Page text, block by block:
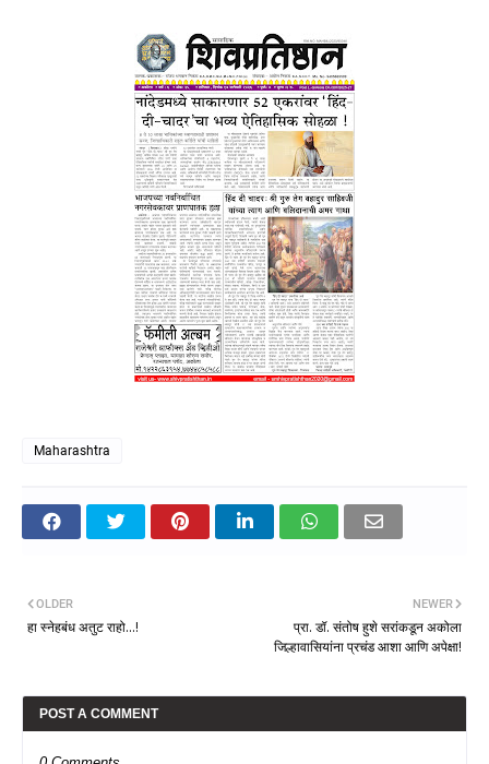
Maharashtra
NEWER
प्रा. डॉ. संतोष हुशे सरांकडून अकोला
जिल्हावासियांना प्रचंड आशा आणि अपेक्षा!
OLDER
हा स्नेहबंध अतुट राहो...!
POST A COMMENT